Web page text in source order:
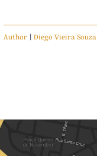
Author | Diego Vieira Souza